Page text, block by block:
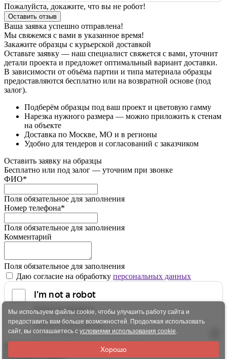
Пожалуйста, докажите, что вы не робот!
Оставить отзыв
Ваша заявка успешно отправлена!
Мы свяжемся с вами в указанное время!
Закажите образцы с курьерской доставкой
Оставьте заявку — наш специалист свяжется с вами, уточнит
детали проекта и предложет оптимальный вариант доставки.
В зависимости от объёма партии и типа материала образцы
предоставляются бесплатно или на возвратной основе (под
залог).
Подберём образцы под ваш проект и цветовую гамму
Нарезка нужного размера — можно приложить к стенам
на объекте
Доставка по Москве, МО и в регионы
Удобно для тендеров и согласований с заказчиком
Оставить заявку на образцы
Бесплатно или под залог — уточним при звонке
ФИО*
Поля обязательное для заполнения
Номер телефона*
Поля обязательное для заполнения
Комментарий
Поля обязательное для заполнения
Даю согласие на обработку персональных данных
Пожалуйста, докажите, что вы не робот!
Отправить заявку
Мы используем файлы cookie, чтобы улучшить работу сайта и
предоставить вам больше возможностей. Продолжая использовать
сайт, вы соглашаетесь с условиями использования cookie.
Хорошо